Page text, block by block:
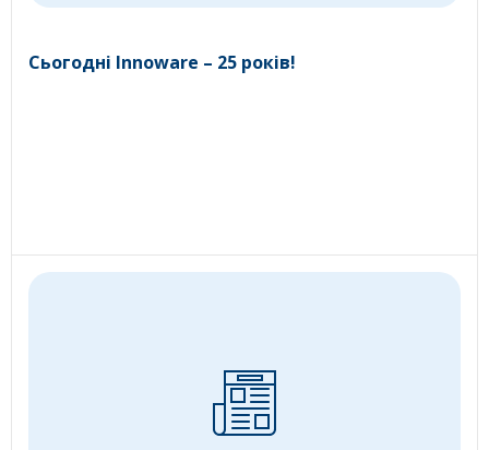
Сьогодні Innoware – 25 років!